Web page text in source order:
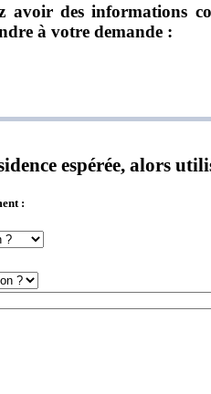
avoir des informations
à votre demande :
espérée, alors
: